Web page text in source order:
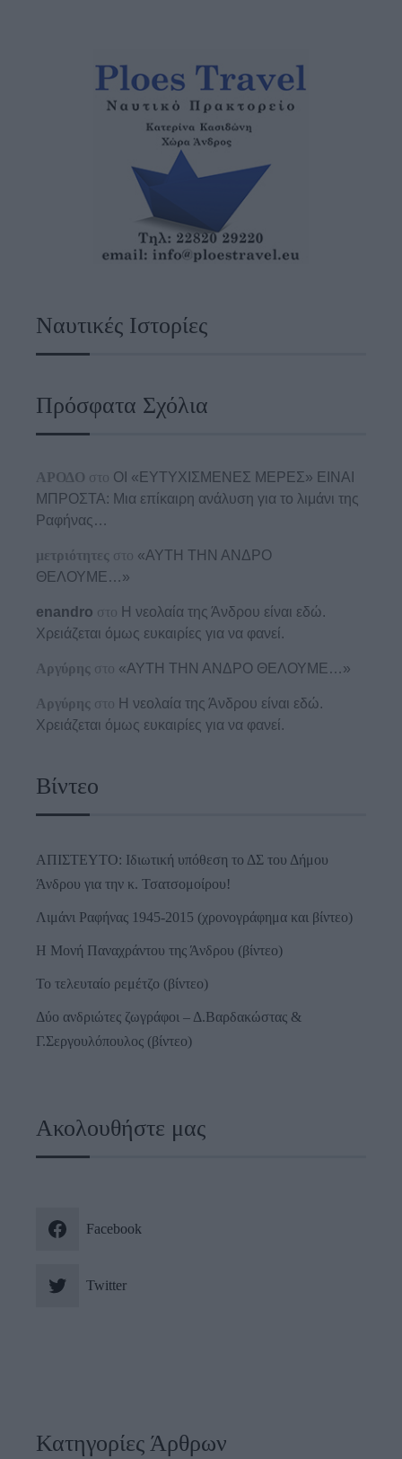
Ναυτικές Ιστορίες
Πρόσφατα Σχόλια
ΑΡΟΔΟ στο ΟΙ «ΕΥΤΥΧΙΣΜΕΝΕΣ ΜΕΡΕΣ» ΕΙΝΑΙ
ΜΠΡΟΣΤΑ: Μια επίκαιρη ανάλυση για το λιμάνι της
Ραφήνας…
μετριότητες στο «ΑΥΤΗ ΤΗΝ ΑΝΔΡΟ
ΘΕΛΟΥΜΕ…»
enandro στο Η νεολαία της Άνδρου είναι εδώ.
Χρειάζεται όμως ευκαιρίες για να φανεί.
Αργύρης στο «ΑΥΤΗ ΤΗΝ ΑΝΔΡΟ ΘΕΛΟΥΜΕ…»
Αργύρης στο Η νεολαία της Άνδρου είναι εδώ.
Χρειάζεται όμως ευκαιρίες για να φανεί.
Βίντεο
ΑΠΙΣΤΕΥΤΟ: Ιδιωτική υπόθεση το ΔΣ του Δήμου
Άνδρου για την κ. Τσατσομοίρου!
Λιμάνι Ραφήνας 1945-2015 (χρονογράφημα και βίντεο)
Η Μονή Παναχράντου της Άνδρου (βίντεο)
Το τελευταίο ρεμέτζο (βίντεο)
Δύο ανδριώτες ζωγράφοι – Δ.Βαρδακώστας &
Γ.Σεργουλόπουλος (βίντεο)
Ακολουθήστε μας
Facebook
Twitter
Κατηγορίες Άρθρων